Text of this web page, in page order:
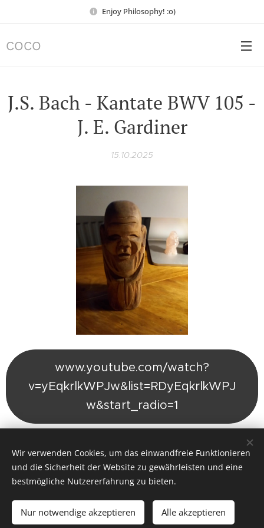
Enjoy Philosophy! :o)
COCO
J.S. Bach - Kantate BWV 105 -
J. E. Gardiner
15.10.2025
www.youtube.com/watch?
v=yEqkrlkWPJw&list=RDyEqkrlkWPJ
w&start_radio=1
Share
Wir verwenden Cookies, um das einwandfreie Funktionieren
und die Sicherheit der Website zu gewährleisten und eine
bestmögliche Nutzererfahrung zu bieten.
Nur notwendige akzeptieren Alle akzeptieren